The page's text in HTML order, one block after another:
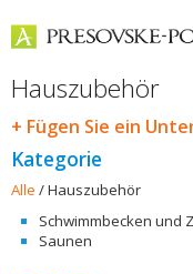
Hauszubehör
+ Fügen Sie ein
Kategorie
Alle /Hauszubehör
Schwimmbecken und
Saunen